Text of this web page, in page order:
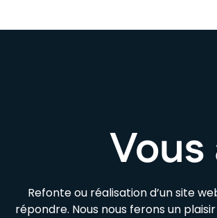
Refonte ou réalisation d’un site
répondre. Nous nous ferons un